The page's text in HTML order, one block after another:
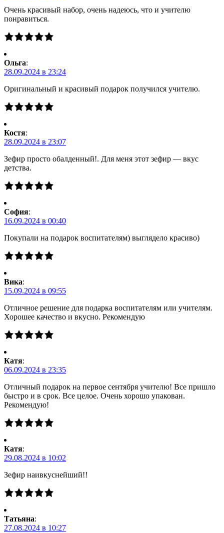
Очень красивый набор, очень надеюсь, что и учителю
понравиться.
Ольга:
28.09.2024 в 23:24
Оригинальный и красивый подарок получился учителю.
Костя:
28.09.2024 в 23:07
Зефир просто обалденный!. Для меня этот зефир — вкус
детства.
Cофия:
16.09.2024 в 00:40
Покупали на подарок воспитателям) выглядело красиво)
Вика:
15.09.2024 в 09:55
Отличное решение для подарка воспитателям или учителям.
Хорошее качество и вкусно. Рекомендую
Катя:
06.09.2024 в 23:35
Отличный подарок на первое сентября учителю! Все пришло
быстро и в срок. Все целое. Очень хорошо упакован.
Рекомендую!
Катя:
29.08.2024 в 10:02
Зефир наивкуснейший!!
Татьяна:
27.08.2024 в 10:27